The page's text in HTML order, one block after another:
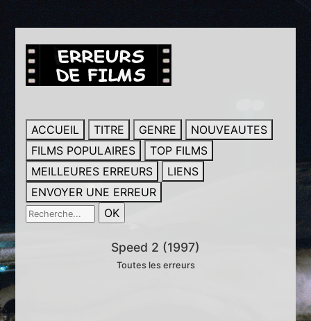
ACCUEIL TITRE GENRE
NOUVEAUTES
FILMS POPULAIRES
TOP FILMS
MEILLEURES ERREURS
LIENS
ENVOYER UNE ERREUR
Speed 2 (1997)
Toutes les erreurs